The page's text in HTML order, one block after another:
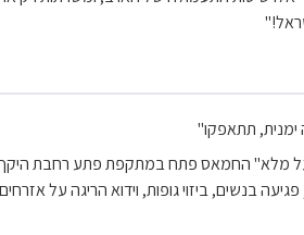
"ימין על מלא" החמאס פתח במתקפת פתע רחבת
בנשים, ביזוי גופות, וידוא הריגה על